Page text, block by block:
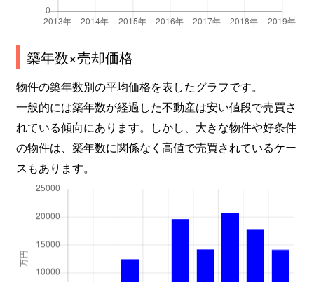
龍池学区
4,000万円
烏丸御池
龍池学区
龍池学区
1,200万円
烏丸御池
龍池学区
1,300万円
烏丸御池
龍池学区
7,800万円
烏丸御池
龍池学区
龍池学区
1,200万円
烏丸御池
築年数×売却価格
物件の築年数別の平均価格を表したグラフです。
一般的には築年数が経過した不動産は安い値段で売買さ
れている傾向にあります。しかし、大きな物件や好条件
の物件は、築年数に関係なく高値で売買されているケー
スもあります。